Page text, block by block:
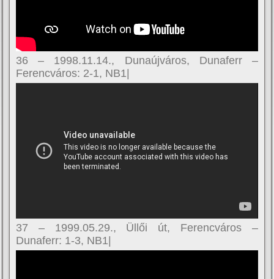
36 – 1998.11.14., Dunaújváros, Dunaferr –
Ferencváros: 2-1, NB1|
37 – 1999.05.29., Üllői út, Ferencváros –
Dunaferr: 1-3, NB1|